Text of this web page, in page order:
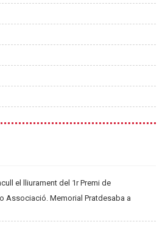
el lliurament del 1r Premi de
Associació. Memorial Pratdesaba a